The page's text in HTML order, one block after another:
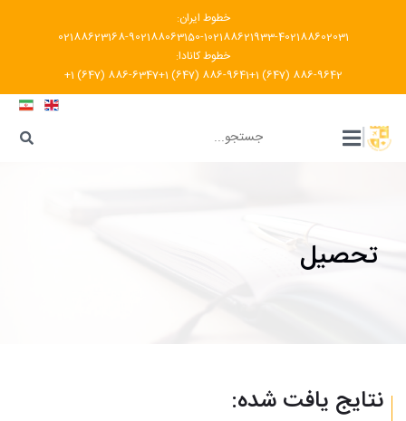
خطوط ایران:
02188623168-902188063150-102188621933-402188602031
خطوط کانادا:
+1 (647) 886-6347+1 (647) 886-9641+1 (647) 886-9642
|
تحصیل
نتایج یافت شده: